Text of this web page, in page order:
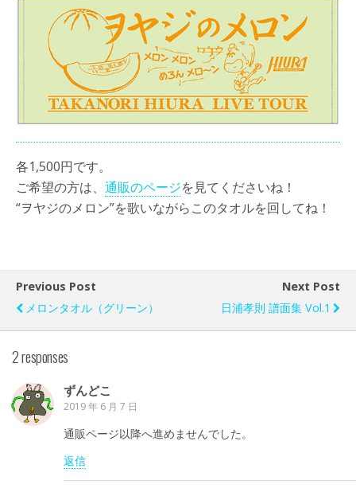
各1,500円です。
ご希望の方は、 通販のページを見てくださいね！
“ヲヤジのメロン”を歌いながらこのタオルを回してね！
Previous Post
メロンタオル（グリーン）
Next Post
日浦孝則 譜面集 Vol.1
2 responses
ずんどこ
2019 年 6 月 7 日
通販ページ以降へ進めませんでした。
返信